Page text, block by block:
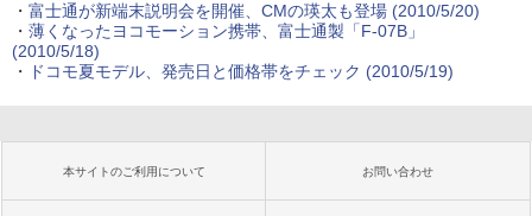
・ 富士通が新端末説明会を開催、CMの瑛太も登場(2010/5/20)
・ 薄くなったヨコモーション携帯、富士通製「F-07B」
(2010/5/18)
・
ドコモ夏モデル、発売日と価格帯をチェック (2010/5/19)
本サイトのご利用について お問い合わせ